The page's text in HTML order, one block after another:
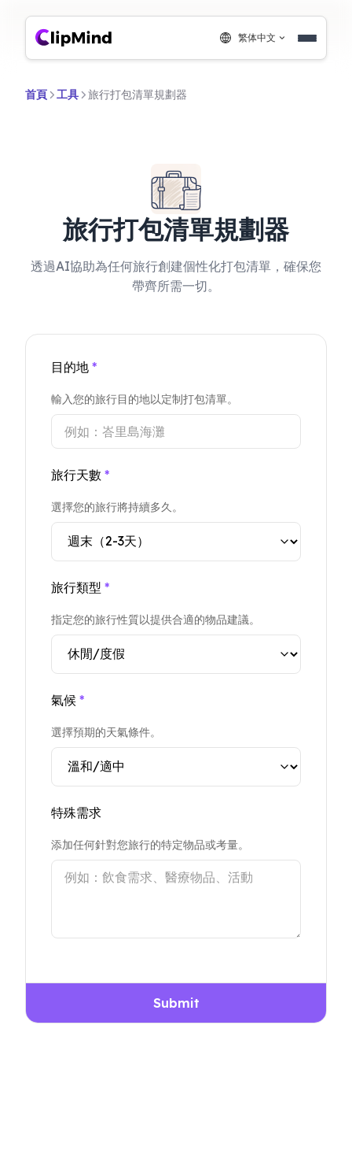
繁体中文
首頁 工具 旅行打包清單規劃器
旅行打包清單規劃器
透過AI協助為任何旅行創建個性化打包清單，確保您
帶齊所需一切。
目的地 *
輸入您的旅行目的地以定制打包清單。
旅行天數 *
選擇您的旅行將持續多久。
旅行類型 *
指定您的旅行性質以提供合適的物品建議。
氣候 *
選擇預期的天氣條件。
特殊需求
添加任何針對您旅行的特定物品或考量。
Submit